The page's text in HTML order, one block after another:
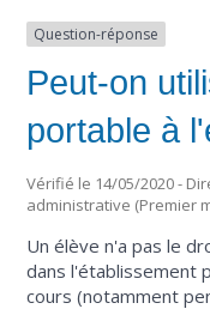
Question-réponse
Peut-on
portable à
Vérifié le 14/05/2020 -
administrative (Premier
Un élève n'a pas le
dans l'établissement
cours (notamment